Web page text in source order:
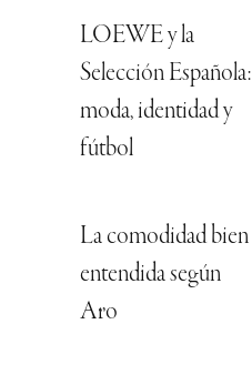
LOEWE y la
Selección Española:
moda, identidad y
fútbol
La comodidad bien
entendida según
Aro